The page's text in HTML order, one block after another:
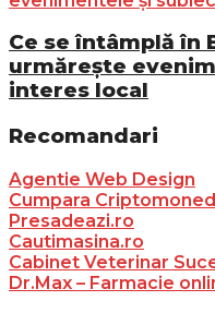
Ce se întâmplă în
urmărește
interes local
Recomandari
Agentie Web Design
Cumpara
Presadeazi.ro
Cautimasina.ro
Cabinet Veterinar
Dr.Max – Farmacie